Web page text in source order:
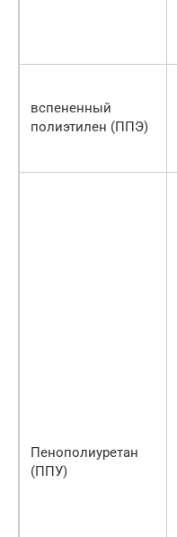
вспененный
полиэтилен (ППЭ)
Пенополиуретан
(ППУ)